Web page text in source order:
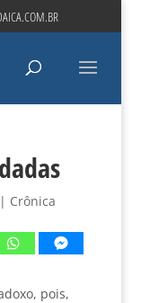
Crônica
pois,